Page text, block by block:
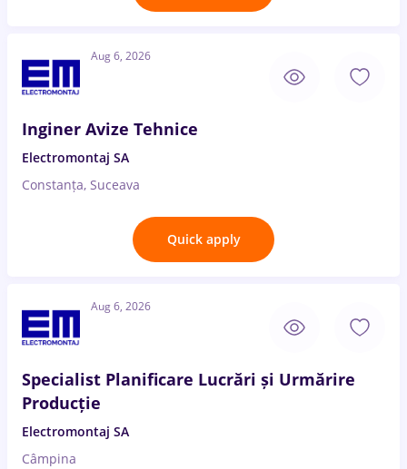
Aug 6, 2026
Inginer Avize Tehnice
Electromontaj SA
Constanța, Suceava
Quick apply
Aug 6, 2026
Specialist Planificare Lucrări și Urmărire
Producție
Electromontaj SA
Câmpina